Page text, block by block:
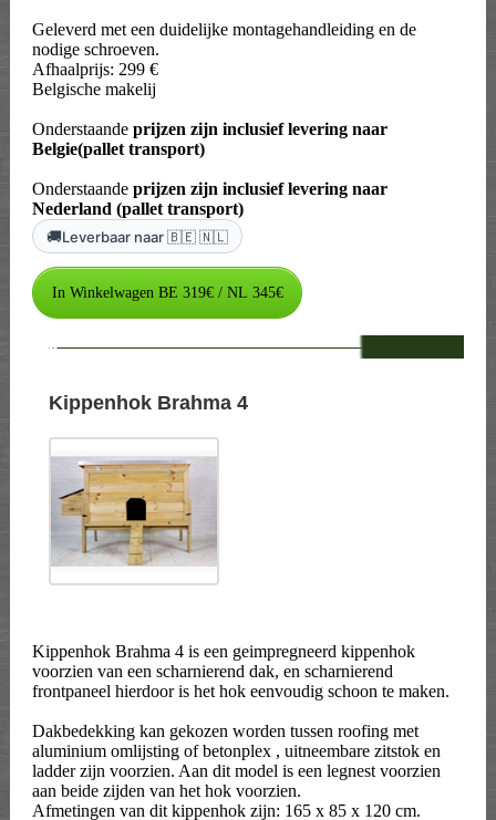
Geleverd met een duidelijke montagehandleiding en de
nodige schroeven.
Afhaalprijs: 299 €
Belgische makelij
Onderstaande prijzen zijn inclusief levering naar
Belgie(pallet transport)
Onderstaande prijzen zijn inclusief levering naar
Nederland (pallet transport)
🚚Leverbaar naar 🇧🇪 🇳🇱
--
Kippenhok Brahma 4
Kippenhok Brahma 4 is een geimpregneerd kippenhok
voorzien van een scharnierend dak, en scharnierend
frontpaneel hierdoor is het hok eenvoudig schoon te maken.
Dakbedekking kan gekozen worden tussen roofing met
aluminium omlijsting of betonplex , uitneembare zitstok en
ladder zijn voorzien. Aan dit model is een legnest voorzien
aan beide zijden van het hok voorzien.
Afmetingen van dit kippenhok zijn: 165 x 85 x 120 cm.